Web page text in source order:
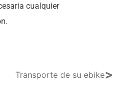
cualquier
Transporte de su ebike>